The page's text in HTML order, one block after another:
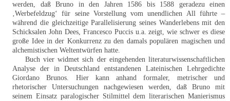
werden, daß Bruno in den Jahren 1586 bis 1588 geradezu einen
‚Werbefeldzug‘ für seine Vorstellung vom unendlichen All führte –
während die gleichzeitige Parallelisierung seines Wanderlebens mit den
Schicksalen John Dees, Francesco Puccis u.a. zeigt, wie schwer es diese
große Idee in der Konkurrenz zu den damals populären magischen und
alchemistischen Weltentwürfen hatte.
Buch vier widmet sich der eingehenden literaturwissenschaftlichen
Analyse der in Deutschland entstandenen Lateinischen Lehrgedichte
Giordano Brunos. Hier kann anhand formaler, metrischer und
rhetorischer Untersuchungen nachgewiesen werden, daß Bruno mit
seinem Einsatz paralogischer Stilmittel dem literarischen Manierismus